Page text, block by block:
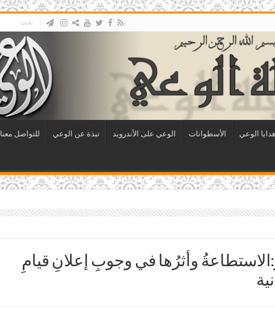
هدايا الوعي الأسطوانات الوعي على الأندرويد نبذة عن الوعي للتواصل معنا
وأثرُها في وجوبِ إعلانِ قيامِ